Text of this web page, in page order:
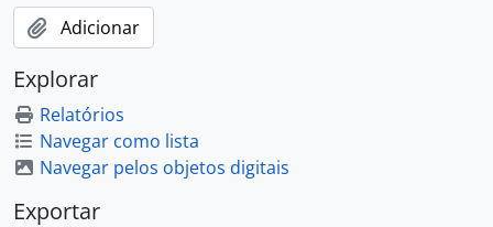
Adicionar
Explorar
Relatórios
Navegar como lista
Navegar pelos objetos digitais
Exportar